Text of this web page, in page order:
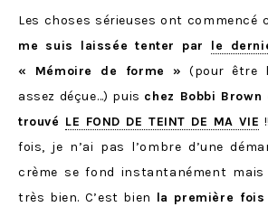
Les choses sérieuses ont commencé
me suis laissée tenter par le
« Mémoire de forme » (pour être
assez déçue…) puis chez Bobbi Brown
trouvé LE FOND DE TEINT DE MA VIE
fois, je n’ai pas l’ombre d’une
crème se fond instantanément mais
très bien. C’est bien la première